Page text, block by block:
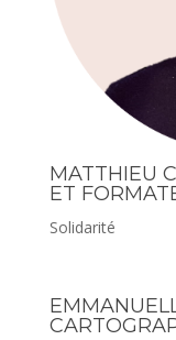
MATTHIEU
ET
Solidarité